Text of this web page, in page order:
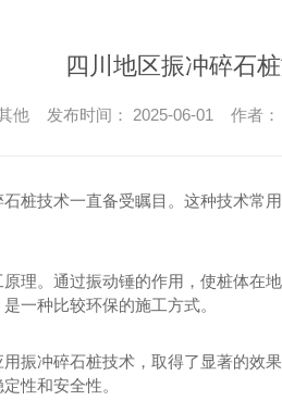
四川振冲碎
四川地区振冲碎石
他 发布时间： 2025-06-01 作者：
桩技术一直备受瞩目。这种技术常
理。通过振动锤的作用，使桩体在
一种比较环保的施工方式。
振冲碎石桩技术，取得了显著的效
性和安全性。